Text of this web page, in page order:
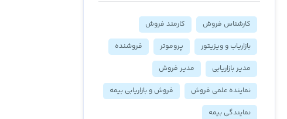
کارشناس فروش
کارمند فروش
بازاریاب و ویزیتور
پروموتر
فروشنده
مدیر بازاریابی
مدیر فروش
نماینده علمی فروش
فروش و بازاریابی بیمه
نمایندگی بیمه